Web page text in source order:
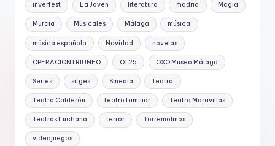
inverfest La Joven literatura madrid Magia
Murcia Musicales Málaga música
música española Navidad novelas
OPERACIONTRIUNFO OT25 OXO Museo Málaga
Series sitges Smedia Teatro
Teatro Calderón teatro familiar Teatro Maravillas
Teatros Luchana terror Torremolinos
videojuegos